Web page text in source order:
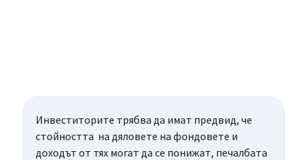
Инвеститорите трябва да имат предвид, че
стойността на дяловете на фондовете и
доходът от тях могат да се понижат, печалбата